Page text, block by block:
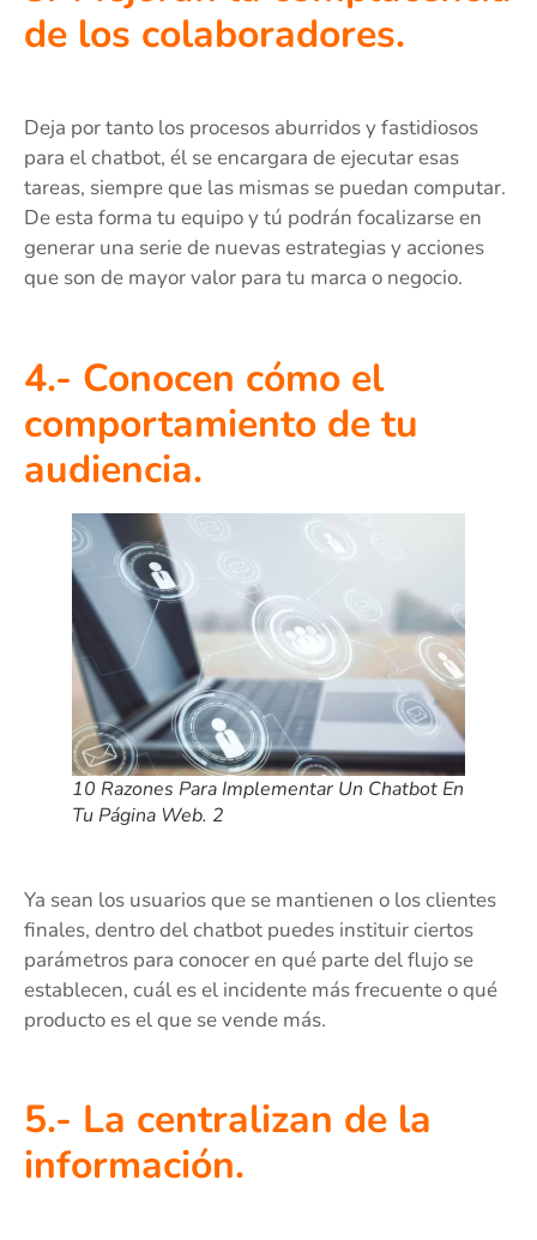
de los colaboradores.
Deja por tanto los procesos aburridos y fastidiosos
para el chatbot, él se encargara de ejecutar esas
tareas, siempre que las mismas se puedan computar.
De esta forma tu equipo y tú podrán focalizarse en
generar una serie de nuevas estrategias y acciones
que son de mayor valor para tu marca o negocio.
4.- Conocen cómo el
comportamiento de tu
audiencia.
10 Razones Para Implementar Un Chatbot En
Tu Página Web. 2
Ya sean los usuarios que se mantienen o los clientes
finales, dentro del chatbot puedes instituir ciertos
parámetros para conocer en qué parte del flujo se
establecen, cuál es el incidente más frecuente o qué
producto es el que se vende más.
5.- La centralizan de la
información.